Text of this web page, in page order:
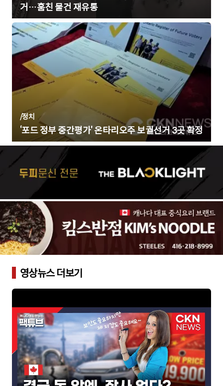
거…훔친 물건 재유통
/정치
‘포드 정부 중간평가’ 온타리오주 보궐선거 3곳 확정
영상뉴스 더보기